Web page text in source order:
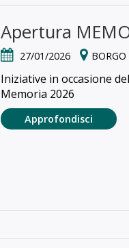
Apertura
27/01/2026
Iniziative in occasione
Memoria 2026
Approfondisci